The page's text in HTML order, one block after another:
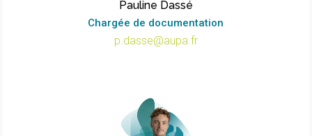
Pauline Dassé
Chargée de documentation
p.dasse@aupa.fr